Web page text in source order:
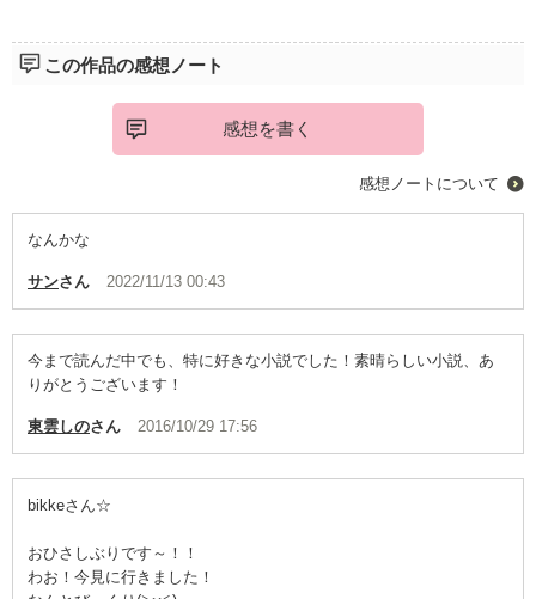
この作品の感想ノート
感想を書く
感想ノートについて
なんかな
サンさん 2022/11/13 00:43
今まで読んだ中でも、特に好きな小説でした！素晴らしい小説、あ
りがとうございます！
東雲しのさん 2016/10/29 17:56
bikkeさん☆
おひさしぶりです～！！
わお！今見に行きました！